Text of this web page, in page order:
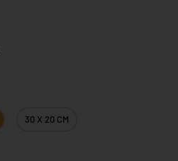
30 X 20 CM